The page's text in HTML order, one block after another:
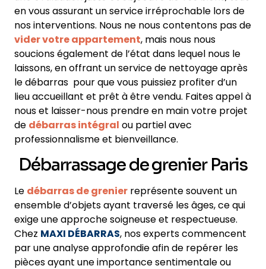
en vous assurant un service irréprochable lors de
nos interventions. Nous ne nous contentons pas de
vider votre appartement, mais nous nous
soucions également de l’état dans lequel nous le
laissons, en offrant un service de nettoyage après
le débarras pour que vous puissiez profiter d’un
lieu accueillant et prêt à être vendu. Faites appel à
nous et laisser-nous prendre en main votre projet
de débarras intégral ou partiel avec
professionnalisme et bienveillance.
Débarrassage de grenier Paris
Le débarras de grenier représente souvent un
ensemble d’objets ayant traversé les âges, ce qui
exige une approche soigneuse et respectueuse.
Chez MAXI DÉBARRAS, nos experts commencent
par une analyse approfondie afin de repérer les
pièces ayant une importance sentimentale ou